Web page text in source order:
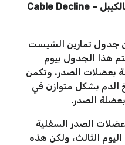
1- تمرين الدفع للصدر السفلي بالكيبل – Cable Decline
من جدول تمارين الشيست
هذا الجدول بيوم
بعضلات الصدر، وتكمن
الدم بشكل متوازن في
الصدر.
الصدر السفلية
الثالث، ولكن هذه